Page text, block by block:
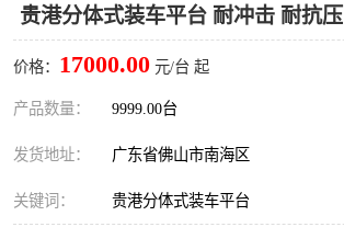
贵港分体式装车平台 耐冲击 耐抗压
价格： 17000.00 元/台 起
产品数量： 9999.00台
发货地址： 广东省佛山市南海区
关键词： 贵港分体式装车平台